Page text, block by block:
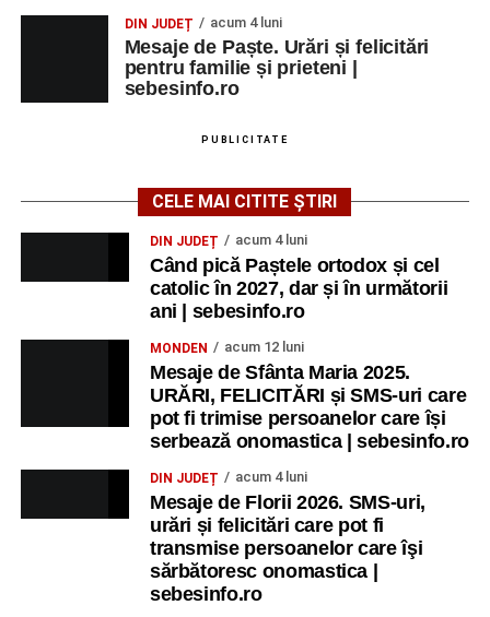
DIN JUDEȚ acum 4 luni
Mesaje de Paște. Urări și felicitări
pentru familie și prieteni |
sebesinfo.ro
PUBLICITATE
CELE MAI CITITE ȘTIRI
DIN JUDEȚ acum 4 luni
Când pică Paștele ortodox și cel
catolic în 2027, dar și în următorii
ani | sebesinfo.ro
MONDEN acum 12 luni
Mesaje de Sfânta Maria 2025.
URĂRI, FELICITĂRI și SMS-uri care
pot fi trimise persoanelor care își
serbează onomastica | sebesinfo.ro
DIN JUDEȚ acum 4 luni
Mesaje de Florii 2026. SMS-uri,
urări și felicitări care pot fi
transmise persoanelor care îşi
sărbătoresc onomastica |
sebesinfo.ro